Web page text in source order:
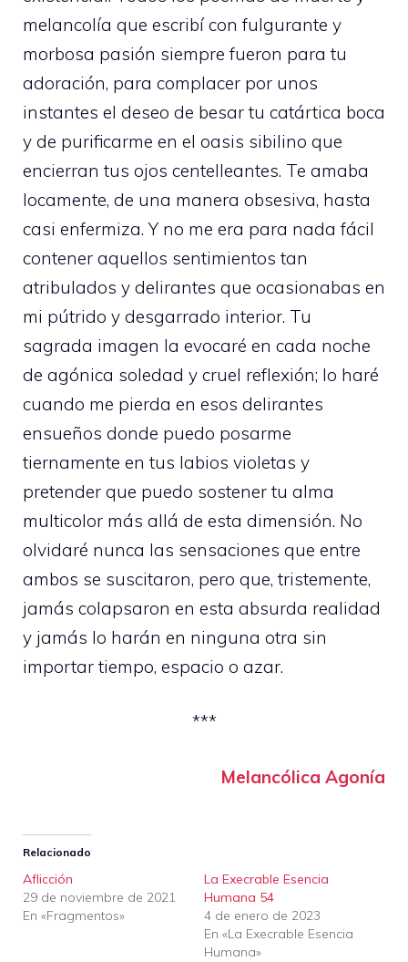
melancolía que escribí con fulgurante y
morbosa pasión siempre fueron para tu
adoración, para complacer por unos
instantes el deseo de besar tu catártica boca
y de purificarme en el oasis sibilino que
encierran tus ojos centelleantes. Te amaba
locamente, de una manera obsesiva, hasta
casi enfermiza. Y no me era para nada fácil
contener aquellos sentimientos tan
atribulados y delirantes que ocasionabas en
mi pútrido y desgarrado interior. Tu
sagrada imagen la evocaré en cada noche
de agónica soledad y cruel reflexión; lo haré
cuando me pierda en esos delirantes
ensueños donde puedo posarme
tiernamente en tus labios violetas y
pretender que puedo sostener tu alma
multicolor más allá de esta dimensión. No
olvidaré nunca las sensaciones que entre
ambos se suscitaron, pero que, tristemente,
jamás colapsaron en esta absurda realidad
y jamás lo harán en ninguna otra sin
importar tiempo, espacio o azar.
***
Melancólica Agonía
Relacionado
Aflicción
29 de noviembre de 2021
En «Fragmentos»
La Execrable Esencia
Humana 54
4 de enero de 2023
En «La Execrable Esencia
Humana»